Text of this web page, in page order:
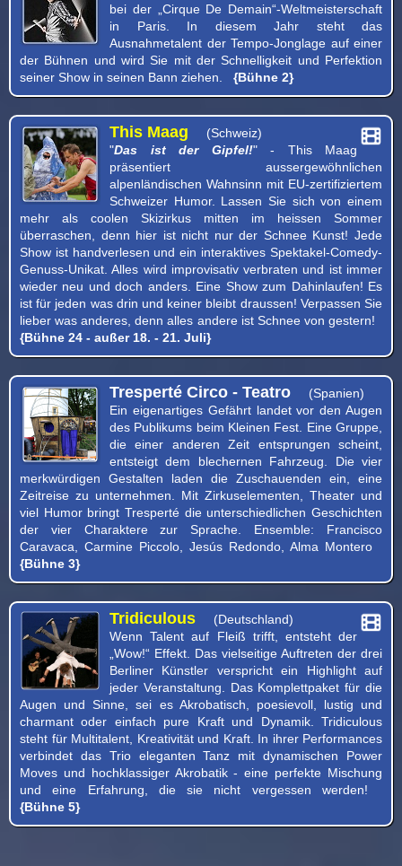
bei der „Cirque De Demain“-Weltmeisterschaft
in Paris. In diesem Jahr steht das
Ausnahmetalent der Tempo-Jonglage auf einer
der Bühnen und wird Sie mit der Schnelligkeit und Perfektion
seiner Show in seinen Bann ziehen. {Bühne 2}
This Maag
(Schweiz)
"Das ist der Gipfel!" - This Maag
präsentiert aussergewöhnlichen
alpenländischen Wahnsinn mit EU-zertifiziertem
Schweizer Humor. Lassen Sie sich von einem
mehr als coolen Skizirkus mitten im heissen Sommer
überraschen, denn hier ist nicht nur der Schnee Kunst! Jede
Show ist handverlesen und ein interaktives Spektakel-Comedy-
Genuss-Unikat. Alles wird improvisativ verbraten und ist immer
wieder neu und doch anders. Eine Show zum Dahinlaufen! Es
ist für jeden was drin und keiner bleibt draussen! Verpassen Sie
lieber was anderes, denn alles andere ist Schnee von gestern!
{Bühne 24 - außer 18. - 21. Juli}
Tresperté Circo - Teatro
(Spanien)
Ein eigenartiges Gefährt landet vor den Augen
des Publikums beim Kleinen Fest. Eine Gruppe,
die einer anderen Zeit entsprungen scheint,
entsteigt dem blechernen Fahrzeug. Die vier
merkwürdigen Gestalten laden die Zuschauenden ein, eine
Zeitreise zu unternehmen. Mit Zirkuselementen, Theater und
viel Humor bringt Tresperté die unterschiedlichen Geschichten
der vier Charaktere zur Sprache. Ensemble: Francisco
Caravaca, Carmine Piccolo, Jesús Redondo, Alma Montero
{Bühne 3}
Tridiculous
(Deutschland)
Wenn Talent auf Fleiß trifft, entsteht der
„Wow!“ Effekt. Das vielseitige Auftreten der drei
Berliner Künstler verspricht ein Highlight auf
jeder Veranstaltung. Das Komplettpaket für die
Augen und Sinne, sei es Akrobatisch, poesievoll, lustig und
charmant oder einfach pure Kraft und Dynamik. Tridiculous
steht für Multitalent, Kreativität und Kraft. In ihrer Performances
verbindet das Trio eleganten Tanz mit dynamischen Power
Moves und hochklassiger Akrobatik - eine perfekte Mischung
und eine Erfahrung, die sie nicht vergessen werden!
{Bühne 5}